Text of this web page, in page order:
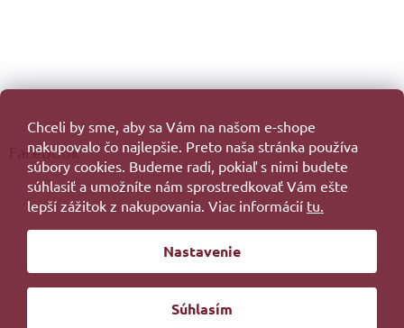
Chceli by sme, aby sa Vám na našom e-shope
nakupovalo čo najlepšie. Preto naša stránka používa
súbory cookies. Budeme radi, pokiaľ s nimi budete
súhlasiť a umožníte nám sprostredkovať Vám ešte
lepší zážitok z nakupovania. Viac informácií tu.
Nastavenie
Súhlasím
Facebook
Vytvoril Shoptet
Copyright 2026. Všetky práva vyhradené.
Redesign byFilipesmedia 🧡